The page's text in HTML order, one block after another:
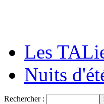
Les
Nuits
Rechercher :